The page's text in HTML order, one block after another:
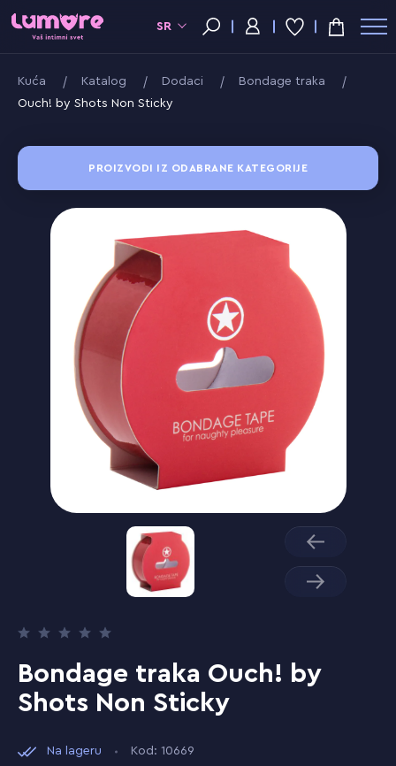
SR
Kuća Katalog Dodaci
Bondage traka
Ouch! by Shots Non Sticky
PROIZVODI IZ ODABRANE KATEGORIJE
Bondage traka Ouch! by
Shots Non Sticky
Na lageru Kod: 10669